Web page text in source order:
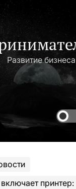
Развитие бизнеса
эмиссия бондов из четырех |